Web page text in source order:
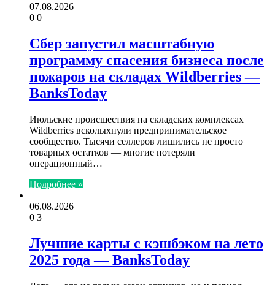
07.08.2026
0 0
Сбер запустил масштабную
программу спасения бизнеса после
пожаров на складах Wildberries —
BanksToday
Июльские происшествия на складских комплексах
Wildberries всколыхнули предпринимательское
сообщество. Тысячи селлеров лишились не просто
товарных остатков — многие потеряли
операционный…
Подробнее »
06.08.2026
0 3
Лучшие карты с кэшбэком на лето
2025 года — BanksToday